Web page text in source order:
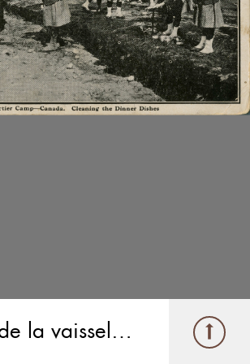
Le lavage de la vaisselle à Valcartier